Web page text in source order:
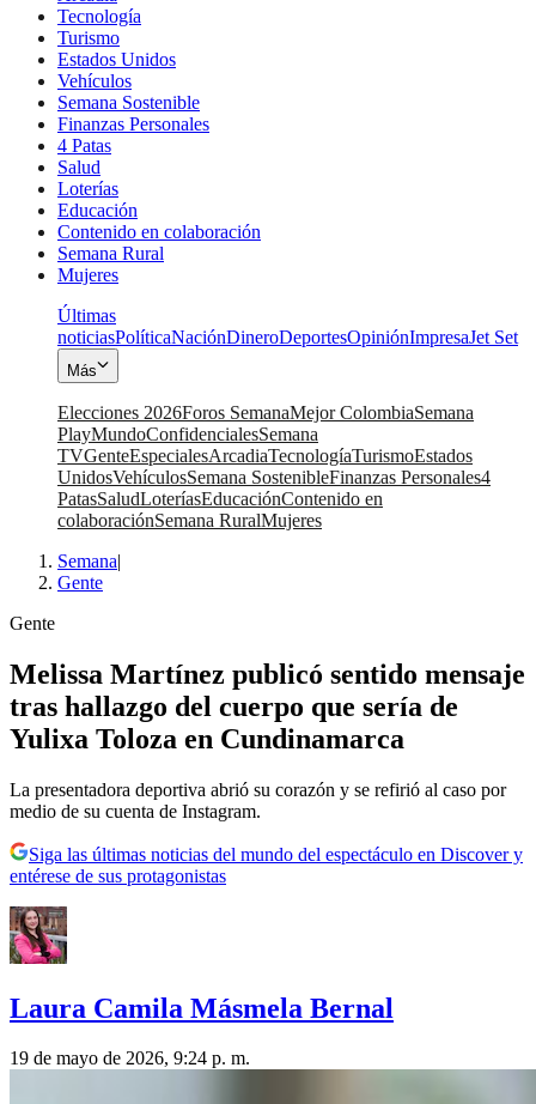
Tecnología
Turismo
Estados Unidos
Vehículos
Semana Sostenible
Finanzas Personales
4 Patas
Salud
Loterías
Educación
Contenido en colaboración
Semana Rural
Mujeres
Últimas
noticiasPolíticaNaciónDineroDeportesOpiniónImpresaJet Set
Más
Elecciones 2026Foros SemanaMejor ColombiaSemana
PlayMundoConfidencialesSemana
TVGenteEspecialesArcadiaTecnologíaTurismoEstados
UnidosVehículosSemana SostenibleFinanzas Personales4
PatasSaludLoteríasEducaciónContenido en
colaboraciónSemana RuralMujeres
Semana|
Gente
Gente
Melissa Martínez publicó sentido mensaje
tras hallazgo del cuerpo que sería de
Yulixa Toloza en Cundinamarca
La presentadora deportiva abrió su corazón y se refirió al caso por
medio de su cuenta de Instagram.
Siga las últimas noticias del mundo del espectáculo en Discover y
entérese de sus protagonistas
Laura Camila Másmela Bernal
19 de mayo de 2026, 9:24 p. m.